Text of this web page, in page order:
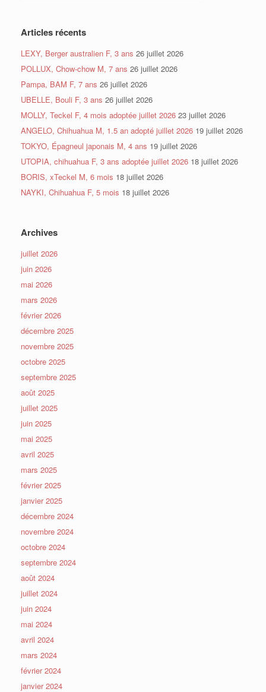
Articles récents
LEXY, Berger australien F, 3 ans 26 juillet 2026
POLLUX, Chow-chow M, 7 ans 26 juillet 2026
Pampa, BAM F, 7 ans 26 juillet 2026
UBELLE, Bouli F, 3 ans 26 juillet 2026
MOLLY, Teckel F, 4 mois adoptée juillet 2026 23 juillet 2026
ANGELO, Chihuahua M, 1.5 an adopté juillet 2026 19 juillet 2026
TOKYO, Épagneul japonais M, 4 ans 19 juillet 2026
UTOPIA, chihuahua F, 3 ans adoptée juillet 2026 18 juillet 2026
BORIS, xTeckel M, 6 mois 18 juillet 2026
NAYKI, Chihuahua F, 5 mois 18 juillet 2026
Archives
juillet 2026
juin 2026
mai 2026
mars 2026
février 2026
décembre 2025
novembre 2025
octobre 2025
septembre 2025
août 2025
juillet 2025
juin 2025
mai 2025
avril 2025
mars 2025
février 2025
janvier 2025
décembre 2024
novembre 2024
octobre 2024
septembre 2024
août 2024
juillet 2024
juin 2024
mai 2024
avril 2024
mars 2024
février 2024
janvier 2024